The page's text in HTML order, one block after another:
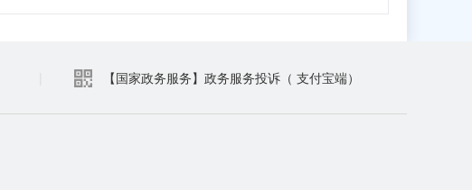
【国家政务服务】政务服务投诉（ 支付宝端）